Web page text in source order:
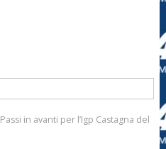
Passi in avanti per l’Igp Castagna del